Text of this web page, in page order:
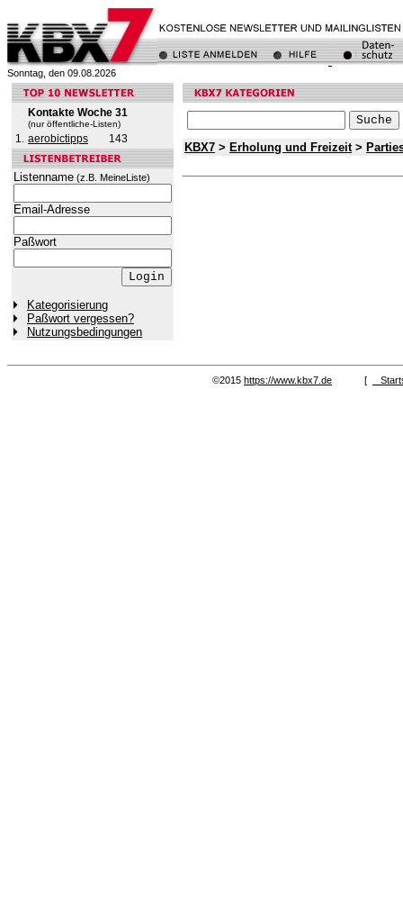
Sonntag, den 09.08.2026
Kontakte Woche 31
(nur öffentliche-Listen)
1. aerobictipps 143
Listenname (z.B. MeineListe)
Email-Adresse
Paßwort
Kategorisierung
Paßwort vergessen?
Nutzungsbedingungen
KBX7 > Erholung und Freizeit>
©2015 https://www.kbx7.de [